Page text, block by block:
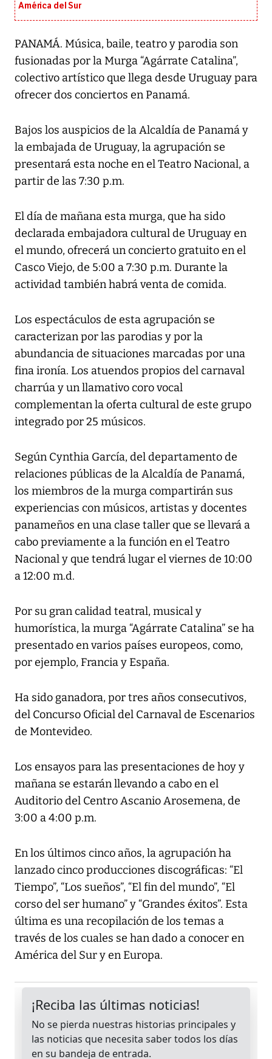
América del Sur
PANAMÁ. Música, baile, teatro y parodia son
fusionadas por la Murga “Agárrate Catalina”,
colectivo artístico que llega desde Uruguay para
ofrecer dos conciertos en Panamá.
Bajos los auspicios de la Alcaldía de Panamá y
la embajada de Uruguay, la agrupación se
presentará esta noche en el Teatro Nacional, a
partir de las 7:30 p.m.
El día de mañana esta murga, que ha sido
declarada embajadora cultural de Uruguay en
el mundo, ofrecerá un concierto gratuito en el
Casco Viejo, de 5:00 a 7:30 p.m. Durante la
actividad también habrá venta de comida.
Los espectáculos de esta agrupación se
caracterizan por las parodias y por la
abundancia de situaciones marcadas por una
fina ironía. Los atuendos propios del carnaval
charrúa y un llamativo coro vocal
complementan la oferta cultural de este grupo
integrado por 25 músicos.
Según Cynthia García, del departamento de
relaciones públicas de la Alcaldía de Panamá,
los miembros de la murga compartirán sus
experiencias con músicos, artistas y docentes
panameños en una clase taller que se llevará a
cabo previamente a la función en el Teatro
Nacional y que tendrá lugar el viernes de 10:00
a 12:00 m.d.
Por su gran calidad teatral, musical y
humorística, la murga “Agárrate Catalina” se ha
presentado en varios países europeos, como,
por ejemplo, Francia y España.
Ha sido ganadora, por tres años consecutivos,
del Concurso Oficial del Carnaval de Escenarios
de Montevideo.
Los ensayos para las presentaciones de hoy y
mañana se estarán llevando a cabo en el
Auditorio del Centro Ascanio Arosemena, de
3:00 a 4:00 p.m.
En los últimos cinco años, la agrupación ha
lanzado cinco producciones discográficas: “El
Tiempo”, “Los sueños”, “El fin del mundo”, “El
corso del ser humano” y “Grandes éxitos”. Esta
última es una recopilación de los temas a
través de los cuales se han dado a conocer en
América del Sur y en Europa.